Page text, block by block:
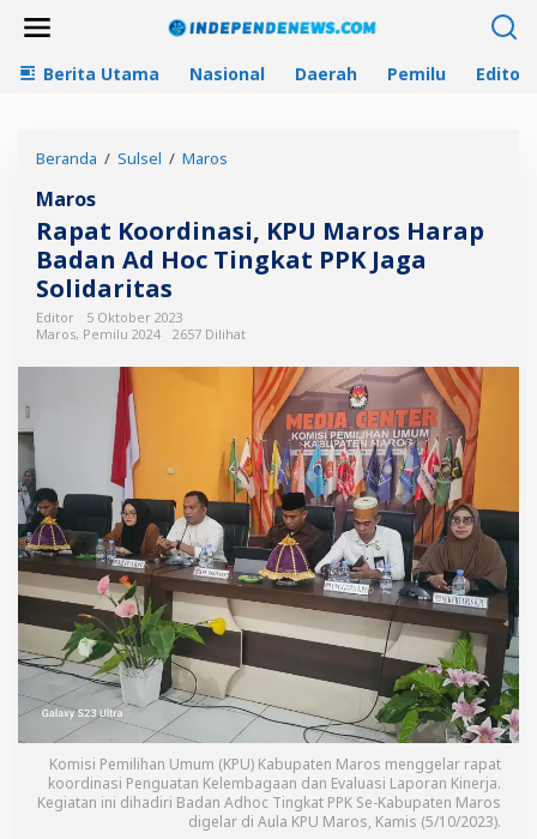
Berita Utama Nasional Daerah Pemilu
Beranda / Sulsel / Maros
a
t
K
r
i
s
i
,
K
P
U
M
a
r
o
H
a
r
a
p
B
a
d
Maros
Rapat Koordinasi, KPU Maros Harap
Badan Ad Hoc Tingkat PPK Jaga
Solidaritas
Editor
5 Oktober 2023
Maros, Pemilu 2024 2657 Dilihat
Komisi Pemilihan Umum (KPU) Kabupaten Maros menggelar rapat
koordinasi Penguatan Kelembagaan dan Evaluasi Laporan Kinerja.
Kegiatan ini dihadiri Badan Adhoc Tingkat PPK Se-Kabupaten Maros
digelar di Aula KPU Maros, Kamis (5/10/2023).